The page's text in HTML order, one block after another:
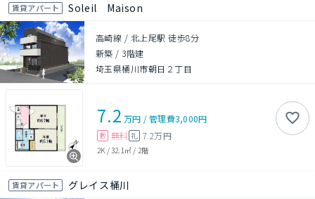
賃貸アパート Soleil Maison
高崎線 / 北上尾駅 徒歩8分
新築 / 3階建
埼玉県桶川市朝日２丁目
7.2 万円 /管理費3,000円
敷 無料 礼 7.2万円
2K /32.1㎡ / 2階
賃貸アパート グレイス桶川